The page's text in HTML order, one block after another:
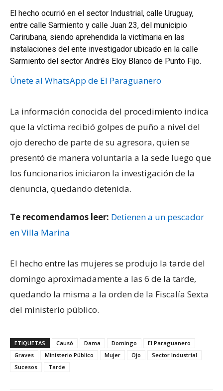
El hecho ocurrió en el sector Industrial, calle Uruguay,
entre calle Sarmiento y calle Juan 23, del municipio
Carirubana, siendo aprehendida la victímaria en las
instalaciones del ente investigador ubicado en la calle
Sarmiento del sector Andrés Eloy Blanco de Punto Fijo.
Únete al WhatsApp de El Paraguanero
La información conocida del procedimiento indica
que la víctima recibió golpes de puño a nivel del
ojo derecho de parte de su agresora, quien se
presentó de manera voluntaria a la sede luego que
los funcionarios iniciaron la investigación de la
denuncia, quedando detenida.
Te recomendamos leer: Detienen a un pescador
en Villa Marina
El hecho entre las mujeres se produjo la tarde del
domingo aproximadamente a las 6 de la tarde,
quedando la misma a la orden de la Fiscalía Sexta
del ministerio público.
ETIQUETAS Causó Dama Domingo
El Paraguanero
Graves
Ministerio Público Mujer Ojo
Sector Industrial
Sucesos
Tarde